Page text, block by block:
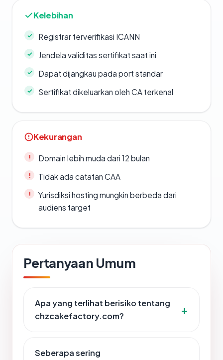
Kelebihan
Registrar terverifikasi ICANN
Jendela validitas sertifikat saat ini
Dapat dijangkau pada port standar
Sertifikat dikeluarkan oleh CA terkenal
Kekurangan
Domain lebih muda dari 12 bulan
Tidak ada catatan CAA
Yurisdiksi hosting mungkin berbeda dari
audiens target
Pertanyaan Umum
Apa yang terlihat berisiko tentang
chzcakefactory.com?
Seberapa sering